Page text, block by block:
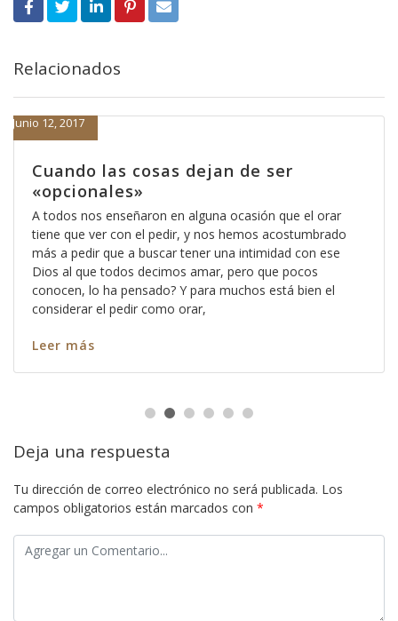
Relacionados
Cuando las cosas dejan de ser
«opcionales»
Junio 12, 2017
A todos nos enseñaron en alguna ocasión que el orar
tiene que ver con el pedir, y nos hemos acostumbrado
más a pedir que a buscar tener una intimidad con ese
Dios al que todos decimos amar, pero que pocos
conocen, lo ha pensado? Y para muchos está bien el
considerar el pedir como orar,
Leer más
Deja una respuesta
Tu dirección de correo electrónico no será publicada. Los
campos obligatorios están marcados con *